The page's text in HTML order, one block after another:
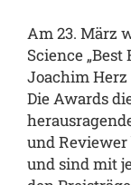
Am 23. März
Science
Joachim
Die Awards
und
und sind mit